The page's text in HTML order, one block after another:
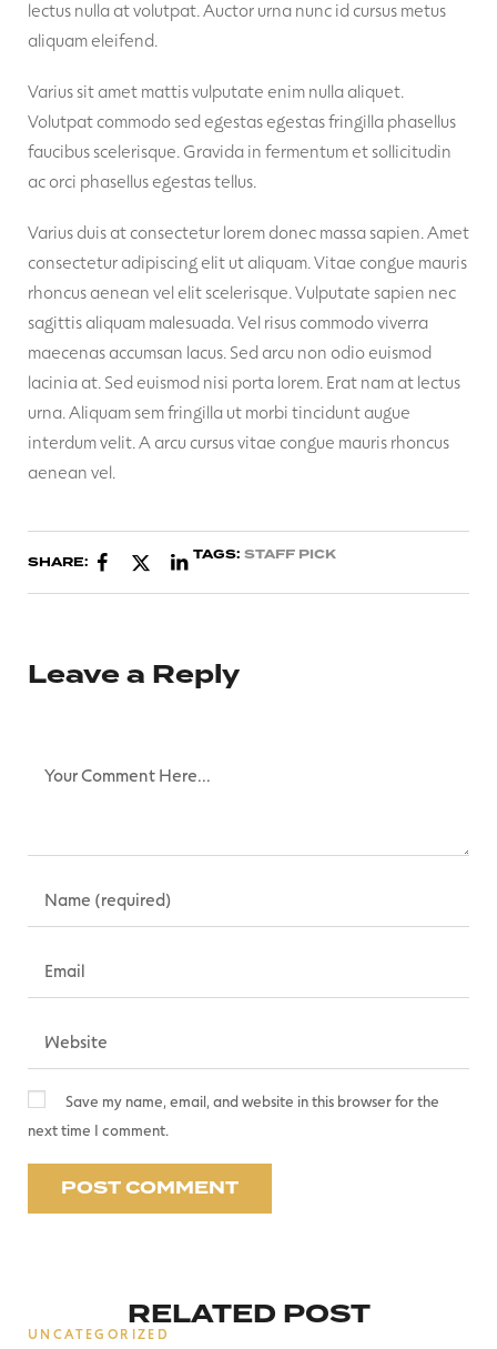
lectus nulla at volutpat. Auctor urna nunc id cursus metus
aliquam eleifend.
Varius sit amet mattis vulputate enim nulla aliquet.
Volutpat commodo sed egestas egestas fringilla phasellus
faucibus scelerisque. Gravida in fermentum et sollicitudin
ac orci phasellus egestas tellus.
Varius duis at consectetur lorem donec massa sapien. Amet
consectetur adipiscing elit ut aliquam. Vitae congue mauris
rhoncus aenean vel elit scelerisque. Vulputate sapien nec
sagittis aliquam malesuada. Vel risus commodo viverra
maecenas accumsan lacus. Sed arcu non odio euismod
lacinia at. Sed euismod nisi porta lorem. Erat nam at lectus
urna. Aliquam sem fringilla ut morbi tincidunt augue
interdum velit. A arcu cursus vitae congue mauris rhoncus
aenean vel.
SHARE: TAGS:STAFF PICK
Leave a Reply
Save my name, email, and website in this browser for the
next time I comment.
RELATED POST
UNCATEGORIZED